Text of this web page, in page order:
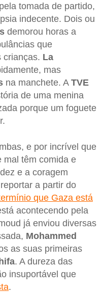
tomada de partido,
indecente. Dois ou
demorou horas a
que
crianças. La
mas
na manchete. A TVE
de uma menina
porque um foguete
e por incrível que
mal têm comida e
e a coragem
a partir do
que Gaza está
acontecendo pela
já enviou diversas
Mohammed
as suas primeiras
. A dureza das
insuportável que
.